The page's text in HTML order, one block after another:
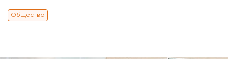
Общество